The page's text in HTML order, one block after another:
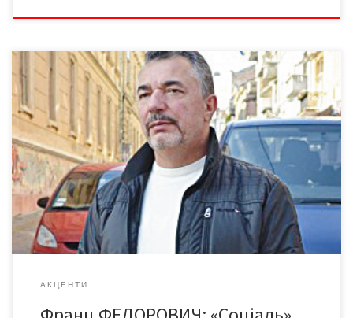
Майже половина українців отримують державну допомогу, а в
опалювальний сезон цифра стає ще більшою. Чи пристойно
для цивілізованої держави тримати на напівголодному пайку
«соціалю» половину свого населення, розмірковує експерт
«Версій» з економічних і політичних питань, підприємець і
меценат Франц ФЕДОРОВИЧ Обіцянки-цяцянки, чи Поживемо
– побачимо? 23 листопада Верховна Рада, традиційно […]
АКЦЕНТИ